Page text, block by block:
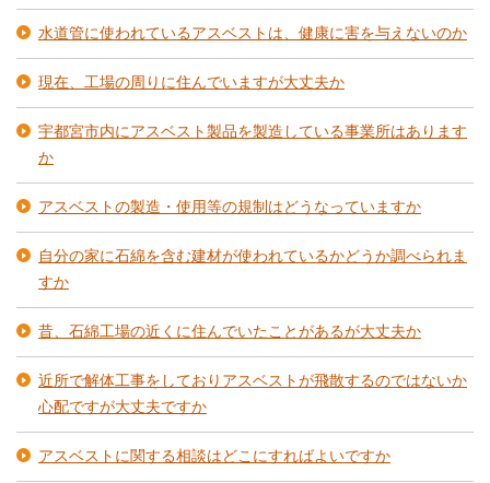
水道管に使われているアスベストは、健康に害を与えないのか
現在、工場の周りに住んでいますが大丈夫か
宇都宮市内にアスベスト製品を製造している事業所はあります
か
アスベストの製造・使用等の規制はどうなっていますか
自分の家に石綿を含む建材が使われているかどうか調べられま
すか
昔、石綿工場の近くに住んでいたことがあるが大丈夫か
近所で解体工事をしておりアスベストが飛散するのではないか
心配ですが大丈夫ですか
アスベストに関する相談はどこにすればよいですか